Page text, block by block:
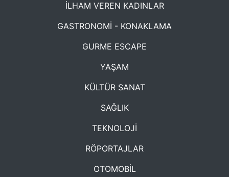
İLHAM VEREN KADINLAR
GASTRONOMİ - KONAKLAMA
GURME ESCAPE
YAŞAM
KÜLTÜR SANAT
SAĞLIK
TEKNOLOJİ
RÖPORTAJLAR
OTOMOBİL